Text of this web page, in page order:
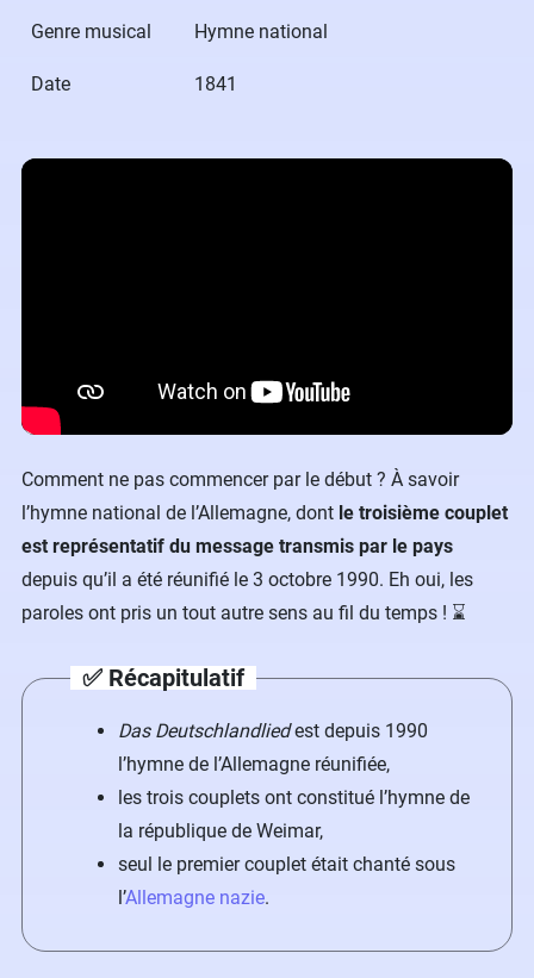
Genre musical Hymne national
Date 1841
Comment ne pas commencer par le début ? À savoir
l’hymne national de l’Allemagne, dont le troisième couplet
est représentatif du message transmis par le pays
depuis qu’il a été réunifié le 3 octobre 1990. Eh oui, les
paroles ont pris un tout autre sens au fil du temps ! ⌛
✅ Récapitulatif
Das Deutschlandliedest depuis 1990
l’hymne de l’Allemagne réunifiée,
les trois couplets ont constitué l’hymne de
la république de Weimar,
seul le premier couplet était chanté sous
l’Allemagne nazie.